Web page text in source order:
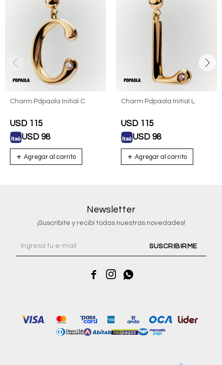
Charm Pdpaola Initial C
USD 115
USD 98
Charm Pdpaola Initial L
USD 115
USD 98
Newsletter
¡Suscribite y recibí todas nuestras novedades!
SUSCRIBIRME
  